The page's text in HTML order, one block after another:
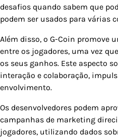
desafios quando sabem que
podem ser usados para várias
Além disso, o G-Coin promove
entre os jogadores, uma vez
os seus ganhos. Este aspecto
interação e colaboração,
envolvimento.
Os desenvolvedores podem
campanhas de marketing
jogadores, utilizando dados